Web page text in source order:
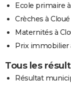
Ecole primaire
Crèches à Cloué
Maternités à
Prix immobilier
Tous les
Résultat